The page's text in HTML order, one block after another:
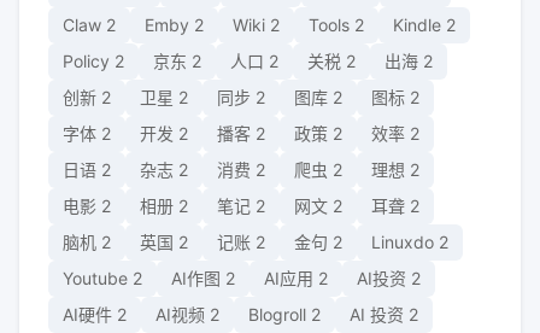
Claw 2 Emby 2 Wiki 2 Tools 2 Kindle 2
Policy 2 京东 2 人口 2 关税 2 出海 2
创新 2 卫星 2 同步 2 图库 2 图标 2
字体 2 开发 2 播客 2 政策 2 效率 2
日语 2 杂志 2 消费 2 爬虫 2 理想 2
电影 2 相册 2 笔记 2 网文 2 耳聋 2
脑机 2 英国 2 记账 2 金句 2 Linuxdo 2
Youtube 2 AI作图 2 AI应用 2 AI投资 2
AI硬件 2 AI视频 2 Blogroll 2 AI 投资 2